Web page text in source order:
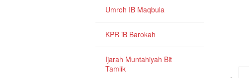
Umroh IB Maqbula
KPR iB Barokah
Ijarah Muntahiyah Bit
Tamlik